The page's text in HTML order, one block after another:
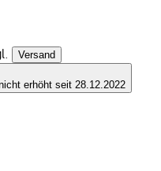
Versand
erhöht seit 28.12.2022